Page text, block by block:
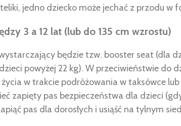
jedno dziecko może jechać z przodu w
3 a 12 lat (lub do 135 cm wzrostu)
będzie tzw. booster seat (dla
powyżej 22 kg). W przeciwieństwie do
życia w trakcie podróżowania w taksówce
zapięty pas bezpieczeństwa dla dzieci
pas dla dorosłych i usiąść na tylnym